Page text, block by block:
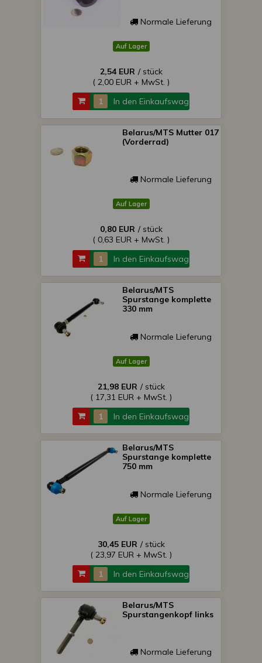
Normale Lieferung
Auf Lager
2,54 EUR / stück
( 2,00 EUR + MwSt. )
In den Einkaufswagen
Belarus/MTS Mutter 017
(Vorderrad)
Normale Lieferung
Auf Lager
0,80 EUR / stück
( 0,63 EUR + MwSt. )
In den Einkaufswagen
Belarus/MTS
Spurstange komplette
330 mm
Normale Lieferung
Auf Lager
21,98 EUR / stück
( 17,31 EUR + MwSt. )
In den Einkaufswagen
Belarus/MTS
Spurstange komplette
750 mm
Normale Lieferung
Auf Lager
30,45 EUR / stück
( 23,97 EUR + MwSt. )
In den Einkaufswagen
Belarus/MTS
Spurstangenkopf links
Normale Lieferung